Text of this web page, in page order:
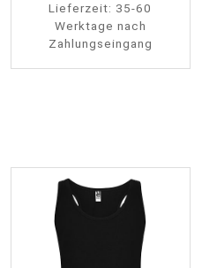
Lieferzeit: 35-60
Werktage nach
Zahlungseingang